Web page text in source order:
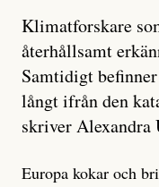
Klimatforskare
återhållsamt
Samtidigt
långt ifrån den
skriver Alexandra
Europa kokar och